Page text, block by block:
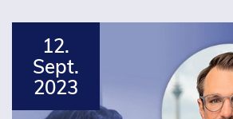
12.
Sept.
2023